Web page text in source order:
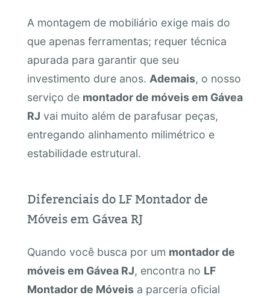
A montagem de mobiliário exige mais do
que apenas ferramentas; requer técnica
apurada para garantir que seu
investimento dure anos. Ademais, o nosso
serviço de montador de móveis em Gávea
RJ vai muito além de parafusar peças,
entregando alinhamento milimétrico e
estabilidade estrutural.
Diferenciais do LF Montador de
Móveis em Gávea RJ
Quando você busca por um montador de
móveis em Gávea RJ, encontra no LF
Montador de Móveisa parceria oficial